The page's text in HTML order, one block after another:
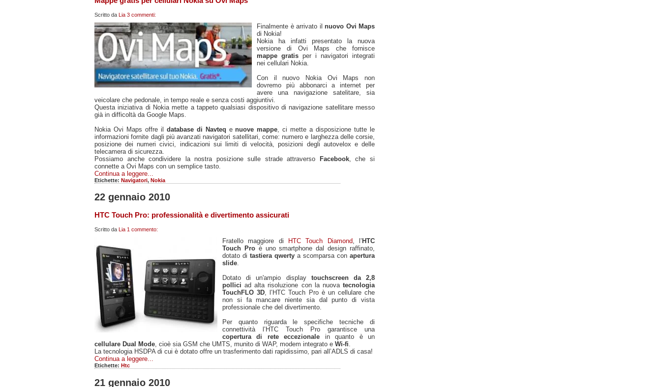
Scritto da Lia 3 commenti:
Finalmente è arrivato il nuovo Ovi Maps
di Nokia!
Nokia ha infatti presentato la nuova
versione di Ovi Maps che fornisce
mappe gratis per i navigatori integrati
nei cellulari Nokia.
Con il nuovo Nokia Ovi Maps non
dovremo più abbonarci a internet per
avere una navigazione satelitare, sia
veicolare che pedonale, in tempo reale e senza costi aggiuntivi.
Questa iniziativa di Nokia mette a tappeto qualsiasi dispositivo di navigazione satellitare messo
già in difficoltà da Google Maps.
Nokia Ovi Maps offre il database di Navteq enuove mappe , ci mette a disposizione tutte le
informazioni fornite dagli più avanzati navigatori satellitari, come: numero e larghezza delle corsie,
posizione dei numeri civici, indicazioni sui limiti di velocità, posizioni degli autovelox e delle
telecamera di sicurezza.
Possiamo anche condividere la nostra posizione sulle strade attraverso Facebook, che si
connette a Ovi Maps con un semplice tasto.
Continua a leggere...
Etichette: Navigatori, Nokia
22 gennaio 2010
HTC Touch Pro: professionalità e divertimento assicurati
Scritto da Lia 1 commento:
Fratello maggiore di HTC Touch Diamond, l’ HTC
Touch Pro è uno smartphone dal design raffinato,
dotato di tastiera qwerty a scomparsa con apertura
slide.
Dotato di un'ampio display touchscreen da 2,8
polliciad alta risoluzione con la nuovatecnologia
TouchFLO 3D, l’HTC Touch Pro è un cellulare che
non si fa mancare niente sia dal punto di vista
professionale che del divertimento.
Per quanto riguarda le specifiche tecniche di
connettività l’HTC Touch Pro garantisce una
copertura di rete eccezionale in quanto è un
cellulare Dual Mode, cioè sia GSM che UMTS, munito di WAP, modem integrato e Wi-fi.
La tecnologia HSDPA di cui è dotato offre un trasferimento dati rapidissimo, pari all’ADLS di casa!
Continua a leggere...
Etichette: Htc
21 gennaio 2010